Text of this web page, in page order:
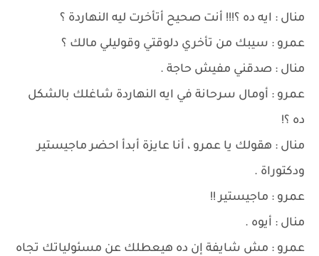
منال : ايه ده ؟!!! أنت صحيح أتأخرت ليه النهاردة ؟
عمرو : سيبك من تأخري دلوقتي وقوليلي مالك ؟
منال : صدقني مفيش حاجة .
عمرو : أومال سرحانة في ايه النهاردة شاغلك بالشكل
ده ؟!
منال : هقولك يا عمرو ، أنا عايزة أبدأ احضر ماجيستير
ودكتوراة .
عمرو : ماجيستير !!
منال : أيوه .
عمرو : مش شايفة إن ده هيعطلك عن مسئولياتك تجاه